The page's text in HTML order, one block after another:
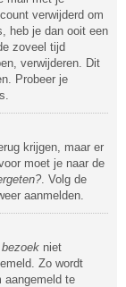
verwijderd om
heb je dan ooit een
zoveel tijd
verwijderen. Dit
Probeer je
krijgen, maar er
moet je naar de
. Volg de
aanmelden.
niet
Zo wordt
aangemeld te